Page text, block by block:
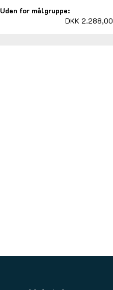
Uden for målgruppe:
DKK 2.288,00